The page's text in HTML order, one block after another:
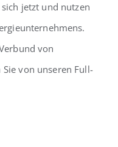
jetzt und nutzen
von
von unseren Full-